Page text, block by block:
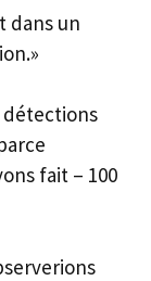
dans un
détections
fait – 100